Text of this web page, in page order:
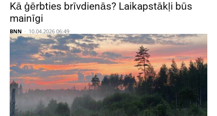
Kā ģērbties brīvdienās? Laikapstākļi būs
mainīgi
BNN - 10.04.2026 06:49